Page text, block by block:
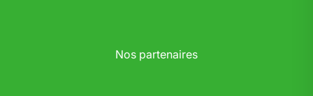
Nos partenaires